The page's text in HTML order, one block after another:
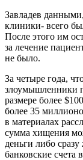
Завладев
клиники- всего
После этого им
за лечение
не было.
За четыре года,
злоумышленники
размере более
более 35
в материалах
сумма хищения
деньги либо
банковские